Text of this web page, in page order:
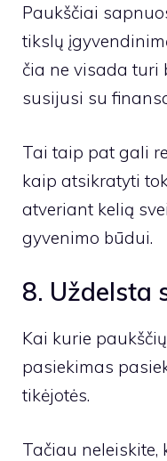
Paukščiai
tikslų
čia ne visada turi
susijusi su
Tai taip pat gali
kaip atsikratyti
atveriant kelią
gyvenimo būdui.
8. Uždelsta
Kai kurie
pasiekimas
tikėjotės.
Tačiau